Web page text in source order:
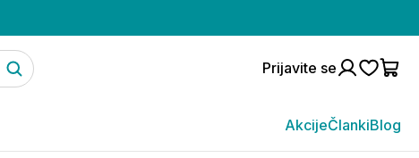
Prijavite se
AkcijeČlankiBlog